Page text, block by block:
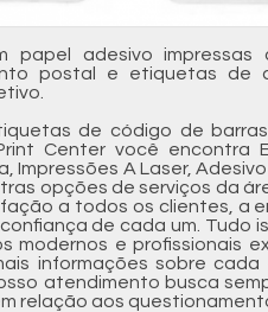
papel adesivo
postal e etiquetas de
de código de
Center você encontra
Impressões A Laser,
opções de serviços da
a todos os clientes, a
de cada um. Tudo
modernos e profissionais
informações sobre
atendimento busca
relação aos